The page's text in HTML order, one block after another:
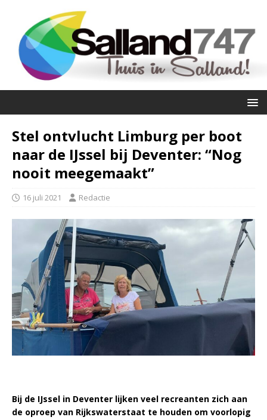
Stel ontvlucht Limburg per boot
naar de IJssel bij Deventer: “Nog
nooit meegemaakt”
16 juli 2021 Redactie
Bij de IJssel in Deventer lijken veel recreanten zich aan
de oproep van Rijkswaterstaat te houden om voorlopig